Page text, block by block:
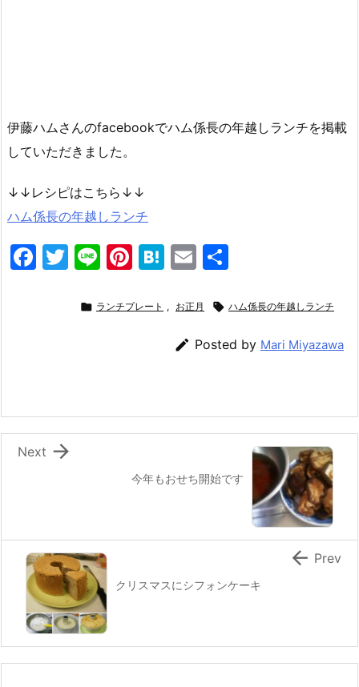
伊藤ハムさんのfacebookでハム係長の年越しランチを掲載
していただきました。
↓↓レシピはこちら↓↓
ハム係長の年越しランチ
F
o
k
T
itt
Li
e
Pi
er
H
e
a
E
ai
l
 ランチプレート , お正月  ハム係長の年越しランチ
 Posted by Mari Miyazawa
今年もおせち開始です

Next
クリスマスにシフォンケーキ
 Prev